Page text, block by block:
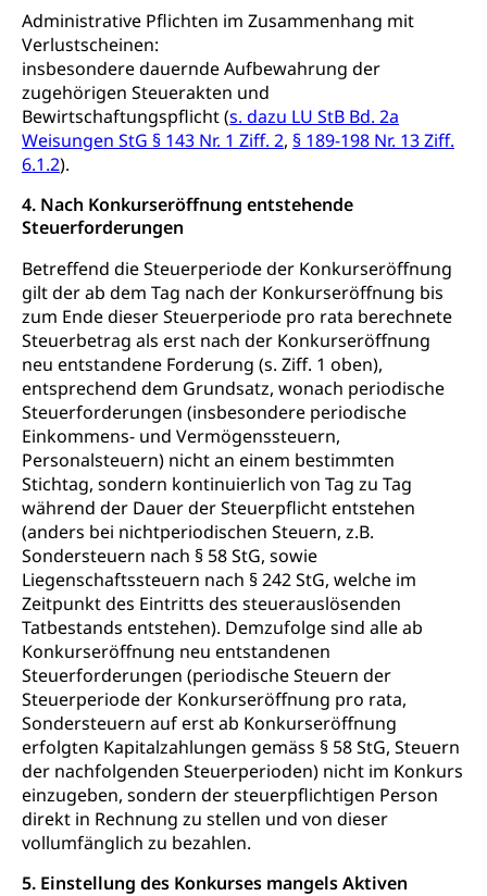
Administrative Pflichten im Zusammenhang mit
Verlustscheinen:
insbesondere dauernde Aufbewahrung der
zugehörigen Steuerakten und
Bewirtschaftungspflicht (s. dazu LU StB Bd. 2a
Weisungen StG § 143 Nr. 1 Ziff. 2, § 189-198 Nr. 13 Ziff.
6.1.2).
4. Nach Konkurseröffnung entstehende
Steuerforderungen
Betreffend die Steuerperiode der Konkurseröffnung
gilt der ab dem Tag nach der Konkurseröffnung bis
zum Ende dieser Steuerperiode pro rata berechnete
Steuerbetrag als erst nach der Konkurseröffnung
neu entstandene Forderung (s. Ziff. 1 oben),
entsprechend dem Grundsatz, wonach periodische
Steuerforderungen (insbesondere periodische
Einkommens- und Vermögenssteuern,
Personalsteuern) nicht an einem bestimmten
Stichtag, sondern kontinuierlich von Tag zu Tag
während der Dauer der Steuerpflicht entstehen
(anders bei nichtperiodischen Steuern, z.B.
Sondersteuern nach § 58 StG, sowie
Liegenschaftssteuern nach § 242 StG, welche im
Zeitpunkt des Eintritts des steuerauslösenden
Tatbestands entstehen). Demzufolge sind alle ab
Konkurseröffnung neu entstandenen
Steuerforderungen (periodische Steuern der
Steuerperiode der Konkurseröffnung pro rata,
Sondersteuern auf erst ab Konkurseröffnung
erfolgten Kapitalzahlungen gemäss § 58 StG, Steuern
der nachfolgenden Steuerperioden) nicht im Konkurs
einzugeben, sondern der steuerpflichtigen Person
direkt in Rechnung zu stellen und von dieser
vollumfänglich zu bezahlen.
5. Einstellung des Konkurses mangels Aktiven